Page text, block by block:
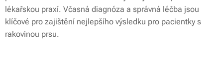
lékařskou praxí. Včasná diagnóza a správná léčba jsou
klíčové pro zajištění nejlepšího výsledku pro pacientky s
rakovinou prsu.